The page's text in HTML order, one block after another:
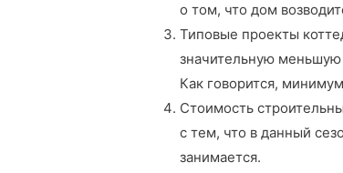
о том, что дом
Типовые проекты
значительную меньшую
Как говорится,
Стоимость
с тем, что в данный
занимается.